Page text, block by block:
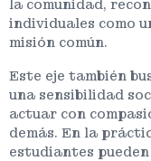
la comunidad,
individuales como
misión común.
Este eje también
una sensibilidad
actuar con
demás. En la
estudiantes